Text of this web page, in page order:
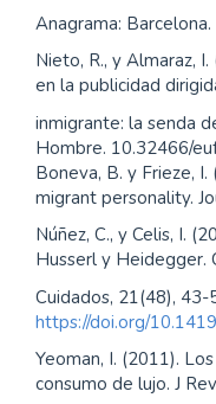
Anagrama: Barcelona.
Nieto, R., y Almaraz,
en la publicidad
inmigrante: la senda
Hombre. 10.32466/
Boneva, B. y Frieze,
migrant personality.
Núñez, C., y Celis, I.
Husserl y Heidegger.
Cuidados, 21(48), 43-
https://doi.org/
Yeoman, I. (2011).
consumo de lujo. J